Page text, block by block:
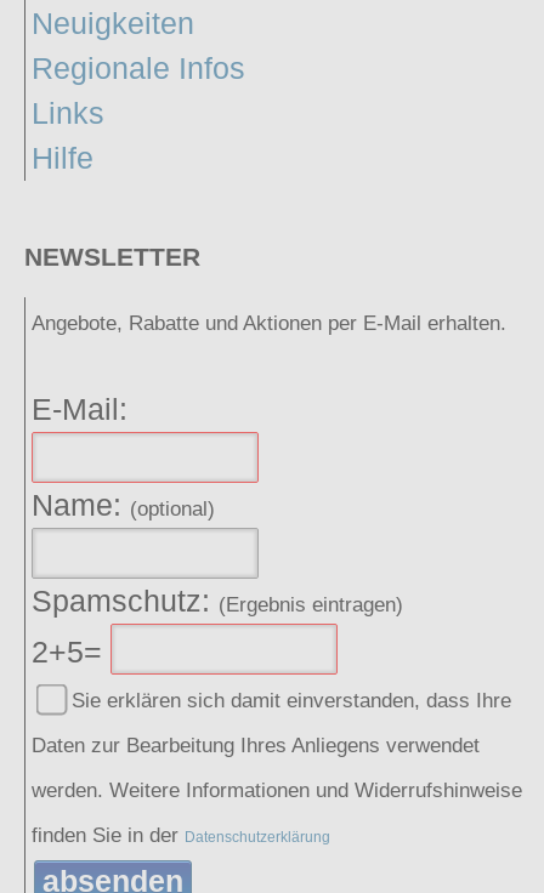
Neuigkeiten
Regionale Infos
Links
Hilfe
NEWSLETTER
Angebote, Rabatte und Aktionen per E-Mail erhalten.
E-Mail:
Name: (optional)
Spamschutz: (Ergebnis eintragen)
2+5=
Sie erklären sich damit einverstanden, dass Ihre
Daten zur Bearbeitung Ihres Anliegens verwendet
werden. Weitere Informationen und Widerrufshinweise
finden Sie in der Datenschutzerklärung
absenden